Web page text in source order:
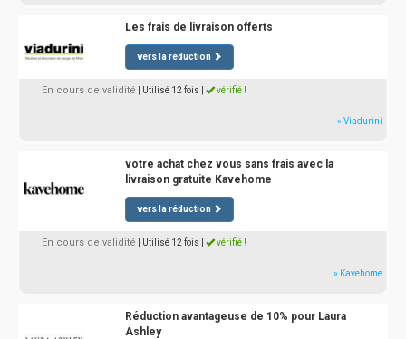
Les frais de livraison offerts
vers la réduction
En cours de validité | Utilisé 12 fois vérifié !
» Viadurini
votre achat chez vous sans frais avec la
livraison gratuite Kavehome
vers la réduction
En cours de validité | Utilisé 12 fois vérifié !
» Kavehome
Réduction avantageuse de 10% pour Laura
Ashley